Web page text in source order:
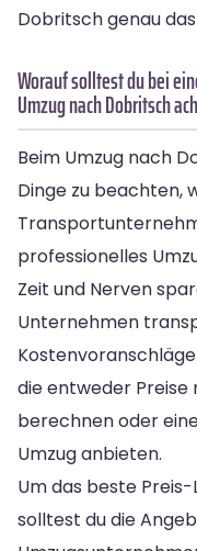
Dobritsch genau
Worauf solltest du bei
Umzug nach Dobritsch
Beim Umzug nach
Dinge zu beachten,
professionelles
Zeit und Nerven
Unternehmen
die entweder Preise
berechnen oder
Umzug anbieten.
Um das beste
solltest du die